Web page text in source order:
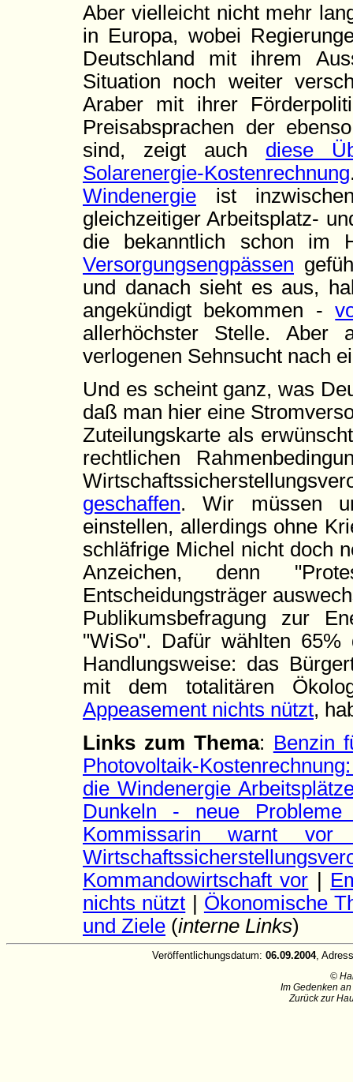
Aber vielleicht nicht mehr
in Europa, wobei
Deutschland mit ihrem
Situation noch weiter
Araber mit ihrer
Preisabsprachen der
sind, zeigt auch diese
Solarenergie-Kostenrechnung
Windenergie ist
gleichzeitiger Arbeitsplatz-
die bekanntlich schon im
Versorgungsengpässen
und danach sieht es aus,
angekündigt bekommen -
allerhöchster Stelle.
verlogenen Sehnsucht nach
Und es scheint ganz, was
daß man hier eine
Zuteilungskarte als
rechtlichen
geschaffen. Wir müssen
einstellen, allerdings ohne
schläfrige Michel nicht doch
Anzeichen, denn
Entscheidungsträger
Publikumsbefragung zur
"WiSo". Dafür wählten
Handlungsweise: das
mit dem totalitären
Appeasement nichts nützt,
Links zum Thema: Benzin
Photovoltaik-
die Windenergie
Dunkeln - neue Probleme
Kommissarin warnt vor
Kommandowirtschaft vor
nichts nützt
Ökonomische
und Ziele (interne Links)
Veröffentlichungsdatum: 06.09.2004,
©
Im Gedenken
Zurück zur